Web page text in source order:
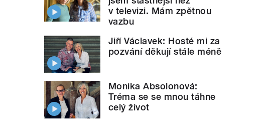
v televizi. Mám zpětnou
vazbu
Jiří Václavek: Hosté mi za
pozvání děkují stále méně
Monika Absolonová:
Tréma se se mnou táhne
celý život